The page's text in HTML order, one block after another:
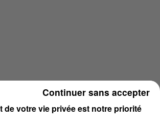
de votre vie privée est notre priorité
Continuer sans accepter